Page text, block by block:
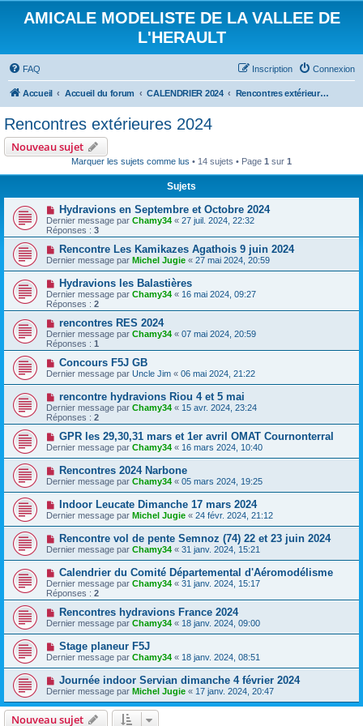
AMICALE MODELISTE DE LA VALLEE DE
L'HERAULT
FAQ Connexion
Inscription
Accueil Accueil du forum CALENDRIER 2024 Rencontres extérieures 2024
Rencontres extérieures 2024
Nouveau sujet
Marquer les sujets comme lus • 14 sujets • Page 1 sur 1
Sujets
Hydravions en Septembre et Octobre 2024
Dernier message par Chamy34 « 27 juil. 2024, 22:32
Réponses : 3
Rencontre Les Kamikazes Agathois 9 juin 2024
Dernier message par Michel Jugie « 27 mai 2024, 20:59
Hydravions les Balastières
Dernier message par Chamy34 « 16 mai 2024, 09:27
Réponses : 2
rencontres RES 2024
Dernier message par Chamy34 « 07 mai 2024, 20:59
Réponses : 1
Concours F5J GB
Dernier message par Uncle Jim « 06 mai 2024, 21:22
rencontre hydravions Riou 4 et 5 mai
Dernier message par Chamy34 « 15 avr. 2024, 23:24
Réponses : 2
GPR les 29,30,31 mars et 1er avril OMAT Cournonterral
Dernier message par Chamy34 « 16 mars 2024, 10:40
Rencontres 2024 Narbone
Dernier message par Chamy34 « 05 mars 2024, 19:25
Indoor Leucate Dimanche 17 mars 2024
Dernier message par Michel Jugie « 24 févr. 2024, 21:12
Rencontre vol de pente Semnoz (74) 22 et 23 juin 2024
Dernier message par Chamy34 « 31 janv. 2024, 15:21
Calendrier du Comité Départemental d'Aéromodélisme
Dernier message par Chamy34 « 31 janv. 2024, 15:17
Réponses : 2
Rencontres hydravions France 2024
Dernier message par Chamy34 « 18 janv. 2024, 09:00
Stage planeur F5J
Dernier message par Chamy34 « 18 janv. 2024, 08:51
Journée indoor Servian dimanche 4 février 2024
Dernier message par Michel Jugie « 17 janv. 2024, 20:47
Nouveau sujet